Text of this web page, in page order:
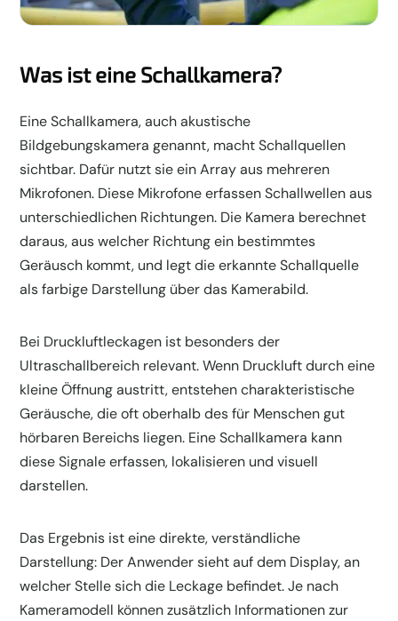
Was ist eine Schallkamera?
Eine Schallkamera, auch akustische
Bildgebungskamera genannt, macht Schallquellen
sichtbar. Dafür nutzt sie ein Array aus mehreren
Mikrofonen. Diese Mikrofone erfassen Schallwellen aus
unterschiedlichen Richtungen. Die Kamera berechnet
daraus, aus welcher Richtung ein bestimmtes
Geräusch kommt, und legt die erkannte Schallquelle
als farbige Darstellung über das Kamerabild.
Bei Druckluftleckagen ist besonders der
Ultraschallbereich relevant. Wenn Druckluft durch eine
kleine Öffnung austritt, entstehen charakteristische
Geräusche, die oft oberhalb des für Menschen gut
hörbaren Bereichs liegen. Eine Schallkamera kann
diese Signale erfassen, lokalisieren und visuell
darstellen.
Das Ergebnis ist eine direkte, verständliche
Darstellung: Der Anwender sieht auf dem Display, an
welcher Stelle sich die Leckage befindet. Je nach
Kameramodell können zusätzlich Informationen zur